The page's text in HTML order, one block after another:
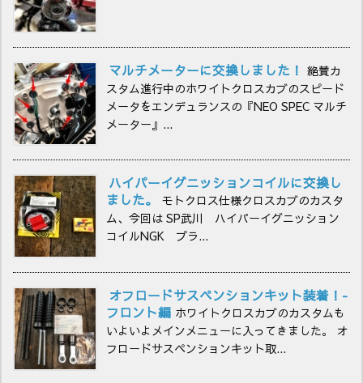
マルチメーターに交換しました！ 絶賛カ
スタム進行中のホワイトクロスカブのスピード
メータをエンデュランスの『NEO SPEC マルチ
メーター』...
ハイパーイグニッションコイルに交換し
ました。
モトクロス仕様クロスカブのカスタ
ム、今回は SP武川 ハイパーイグニッション
コイルNGK プラ...
オフロードサスペンションキット装着！-
フロント編 ホワイトクロスカブのカスタムも
いよいよメインメニューに入ってきました。 オ
フロードサスペンションキット取...